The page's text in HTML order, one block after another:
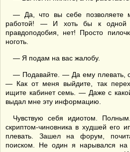
— Да, что вы себе позволяете
работой! — И хоть бы к одной
правдоподобия, нет! Просто
ноготь.
— Я подам на вас жалобу.
— Подавайте. — Да ему плевать,
— Как от меня выйдите, так
ищите кабинет семь. — Даже с
выдал мне эту информацию.
Чувствую себя идиотом.
скриптом-чиновника в худшей его
плевать. Зашел на форум,
поиском. Не один я нарывался на